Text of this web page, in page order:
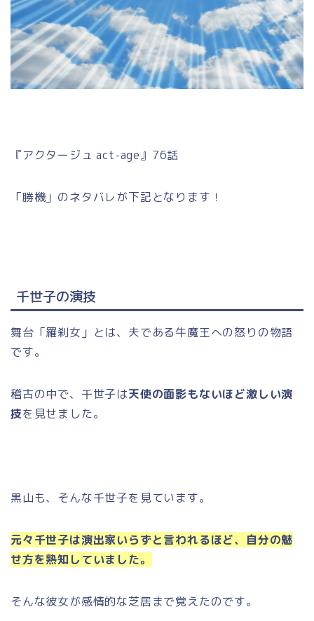
『アクタージュ act-age』76話
「勝機」のネタバレが下記となります！
千世子の演技
舞台「羅刹女」とは、夫である牛魔王への怒りの物語
です。
稽古の中で、千世子は天使の面影もないほど激しい演
技を見せました。
黒山も、そんな千世子を見ています。
元々千世子は演出家いらずと言われるほど、自分の魅
せ方を熟知していました。
そんな彼女が感情的な芝居まで覚えたのです。